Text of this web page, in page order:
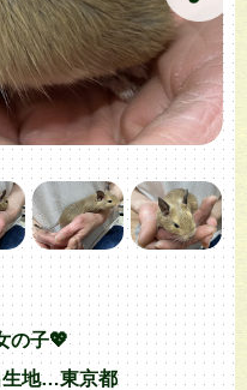
子💖
地…東京都